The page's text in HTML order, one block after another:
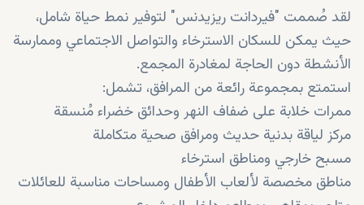
لقد صُممت "فيردانت ريزيدنس" لتوفير نمط حياة شامل،
حيث يمكن للسكان الاسترخاء والتواصل الاجتماعي وممارسة
الأنشطة دون الحاجة لمغادرة المجمع.
استمتع بمجموعة رائعة من المرافق، تشمل:
ممرات خلابة على ضفاف النهر وحدائق خضراء مُنسقة
مركز لياقة بدنية حديث ومرافق صحية متكاملة
مسبح خارجي ومناطق استرخاء
مناطق مخصصة لألعاب الأطفال ومساحات مناسبة للعائلات